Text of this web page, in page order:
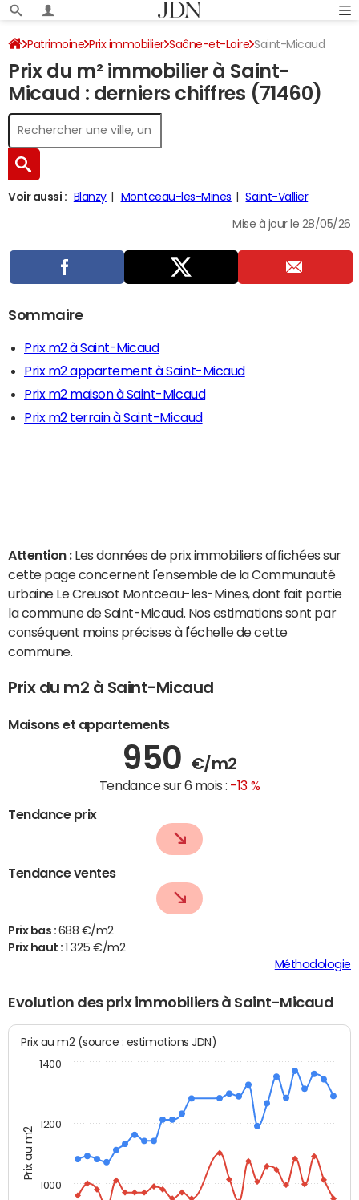
Patrimoine Prix immobilier Saône-et-Loire Saint-Micaud
Prix du m² immobilier à Saint-
Micaud : derniers chiffres (71460)
Voir aussi : Blanzy Montceau-les-Mines Saint-Vallier
Mise à jour le 28/05/26
Sommaire
Prix m2 à Saint-Micaud
Prix m2 appartement à Saint-Micaud
Prix m2 maison à Saint-Micaud
Prix m2 terrain à Saint-Micaud
Attention : Les données de prix immobiliers affichées sur
cette page concernent l'ensemble de la Communauté
urbaine Le Creusot Montceau-les-Mines, dont fait partie
la commune de Saint-Micaud. Nos estimations sont par
conséquent moins précises à l'échelle de cette
commune.
Prix du m2 à Saint-Micaud
Maisons et appartements
950 €/m2
Tendance sur 6 mois : -13 %
Tendance prix
Tendance ventes
Prix bas : 688 €/m2
Prix haut :
1 325 €/m2
Méthodologie
Evolution des prix immobiliers à Saint-Micaud
Prix au m2
Prix au m2 (source : estimations JDN)
1000
1200
1400